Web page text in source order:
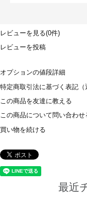
レビューを見る(0件)
レビューを投稿
オプションの値段詳細
特定商取引法に基づく表記（
この商品を友達に教える
この商品について問い合わせ
買い物を続ける
最近